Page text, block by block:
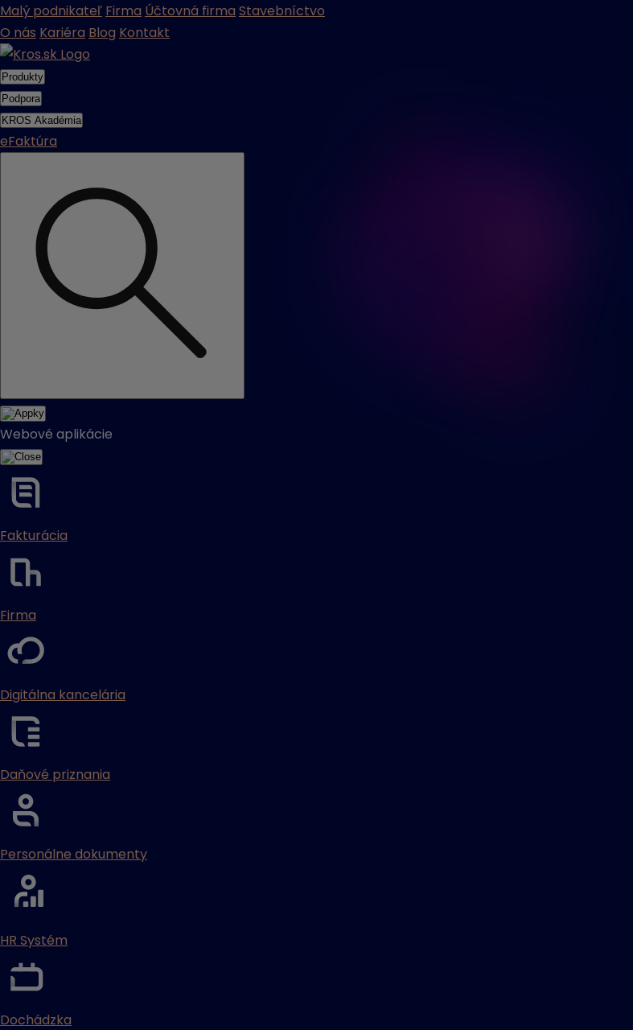
Malý podnikateľ Firma Účtovná firma Stavebníctvo
O nás Kariéra Blog Kontakt
Produkty
Podpora
KROS Akadémia
eFaktúra
Webové aplikácie
Fakturácia
Firma
Digitálna kancelária
Daňové priznania
Personálne dokumenty
HR Systém
Dochádzka